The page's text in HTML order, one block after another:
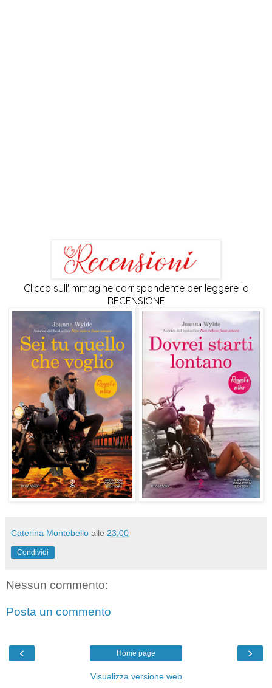
Clicca sull'immagine corrispondente per leggere la
RECENSIONE
Caterina Montebello alle 23:00
Condividi
Nessun commento:
Posta un commento
‹ ›
Home page
Visualizza versione web